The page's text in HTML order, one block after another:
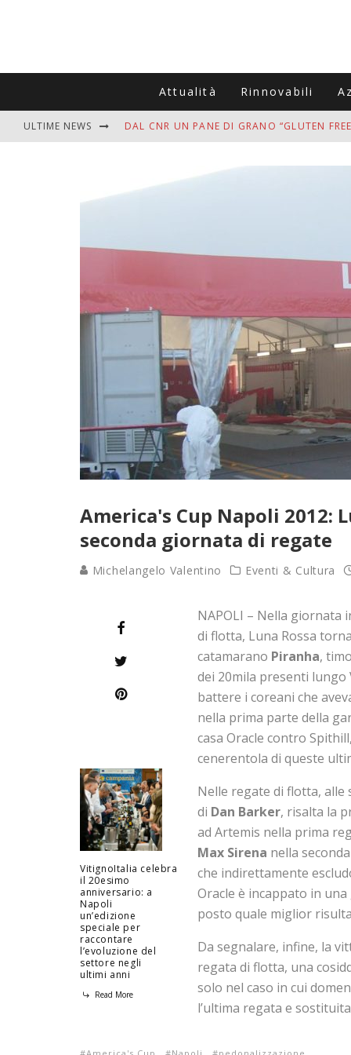
Attualità Rinnovabili
ULTIME NEWS DAL CNR UN PANE DI GRANO “GLUTEN
MUTTI ASSUME A OLIVETO CITRA 400
ZANZARE IN VACANZA? I 3 ERRORI PIÙ
ADDIO BOLLETTE SALATE? LA NUOVA
America's Cup Napoli 2012:
seconda giornata di regate
Michelangelo Valentino Eventi & Cultura
VitignoItalia celebra
il 20esimo
anniversario: a
Napoli
un’edizione
speciale per
raccontare
l’evoluzione del
settore negli
ultimi anni
Read More
NAPOLI – Nella giornata
di flotta, Luna Rossa
catamarano Piranha,
dei 20mila presenti lungo
battere i coreani che
nella prima parte della
casa Oracle contro
cenerentola di queste
Nelle regate di flotta, alle
di Dan Barker, risalta la
ad Artemis nella prima
Max Sirena nella
che indirettamente
Oracle è incappato in
posto quale miglior
Da segnalare, infine, la
regata di flotta, una
solo nel caso in cui
l’ultima regata e